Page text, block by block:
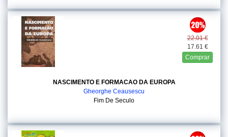
22.01 €
17.61 €
Comprar
NASCIMENTO E FORMACAO DA EUROPA
Gheorghe Ceausescu
Fim De Seculo